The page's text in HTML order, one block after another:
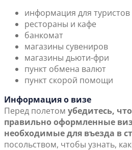
информация для туристов
рестораны и кафе
банкомат
магазины сувениров
магазины дьюти-фри
пункт обмена валют
пункт скорой помощи
Информация о визе
Перед полетом убедитесь,
правильно оформленные
необходимые для въезда в
посольством, чтобы узнать,